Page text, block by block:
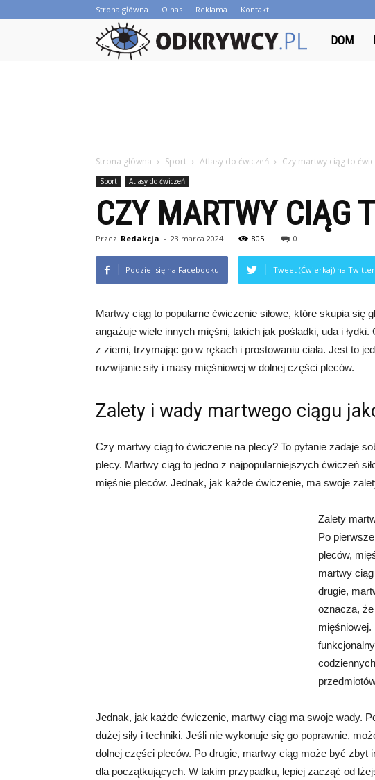
Strona główna O nas Reklama Kontakt
Odkrywcy.pl
DOM
Strona główna Sport Atlasy do ćwiczeń Czy martwy ciąg to
Sport Atlasy do ćwiczeń
CZY MARTWY CIĄG
Przez Redakcja - 23 marca 2024 805 0
Podziel się na Facebooku Tweet (Ćwierkaj) na
Martwy ciąg to popularne ćwiczenie siłowe, które skupia się
angażuje wiele innych mięśni, takich jak pośladki, uda i
z ziemi, trzymając go w rękach i prostowaniu ciała. Jest to
rozwijanie siły i masy mięśniowej w dolnej części pleców.
Zalety i wady martwego ciągu
Czy martwy ciąg to ćwiczenie na plecy? To pytanie zadaje
plecy. Martwy ciąg to jedno z najpopularniejszych ćwiczeń
mięśnie pleców. Jednak, jak każde ćwiczenie, ma swoje
Zalety
Po
pleców,
martwy
drugie,
oznacza,
Jednak, jak każde ćwiczenie, martwy ciąg ma swoje wady.
dużej siły i techniki. Jeśli nie wykonuje się go poprawnie,
dolnej części pleców. Po drugie, martwy ciąg może być zbyt
dla początkujących. W takim przypadku, lepiej zacząć od